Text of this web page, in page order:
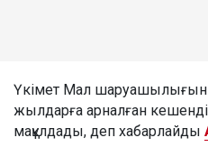
Үкімет Мал
жылдарға арналған
мақұлдады, деп хабарлайды